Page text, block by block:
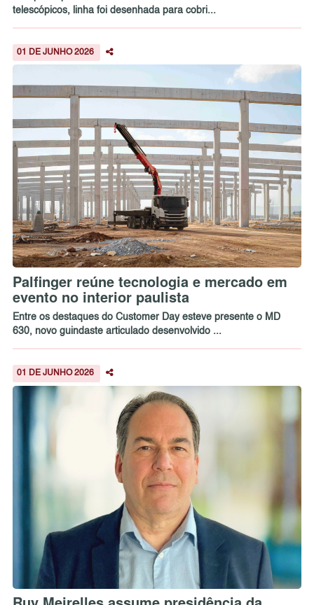
telescópicos, linha foi desenhada para cobri...
01 DE JUNHO 2026
Palfinger reúne tecnologia e mercado em
evento no interior paulista
Entre os destaques do Customer Day esteve presente o MD
630, novo guindaste articulado desenvolvido ...
01 DE JUNHO 2026